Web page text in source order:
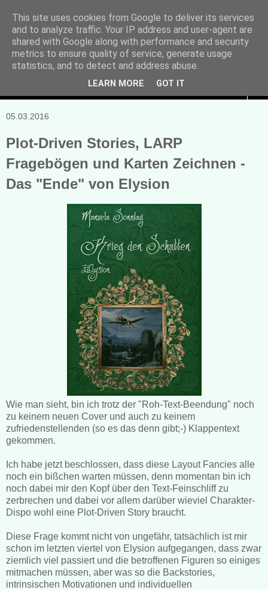
Manuela Sonntag
Bücher, Blogs & mehr
05.03.2016
Plot-Driven Stories, LARP
Fragebögen und Karten Zeichnen -
Das "Ende" von Elysion
Wie man sieht, bin ich trotz der "Roh-Text-Beendung" noch
zu keinem neuen Cover und auch zu keinem
zufriedenstellenden (so es das denn gibt;-) Klappentext
gekommen.
Ich habe jetzt beschlossen, dass diese Layout Fancies alle
noch ein bißchen warten müssen, denn momentan bin ich
noch dabei mir den Kopf über den Text-Feinschliff zu
zerbrechen und dabei vor allem darüber wieviel Charakter-
Dispo wohl eine Plot-Driven Story braucht.
Diese Frage kommt nicht von ungefähr, tatsächlich ist mir
schon im letzten viertel von Elysion aufgegangen, dass zwar
ziemlich viel passiert und die betroffenen Figuren so einiges
mitmachen müssen, aber was so die Backstories,
intrinsischen Motivationen und individuellen
This site uses cookies from Google to deliver its services
and to analyze traffic. Your IP address and user-agent are
shared with Google along with performance and security
metrics to ensure quality of service, generate usage
statistics, and to detect and address abuse.
LEARN MORE GOT IT